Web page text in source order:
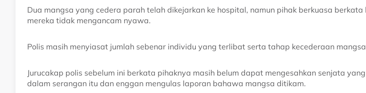
Dua mangsa yang cedera parah telah dikejarkan ke hospital, namun pihak berkuasa berkata
mereka tidak mengancam nyawa.
Polis masih menyiasat jumlah sebenar individu yang terlibat serta tahap kecederaan
Jurucakap polis sebelum ini berkata pihaknya masih belum dapat mengesahkan senjata
dalam serangan itu dan enggan mengulas laporan bahawa mangsa ditikam.